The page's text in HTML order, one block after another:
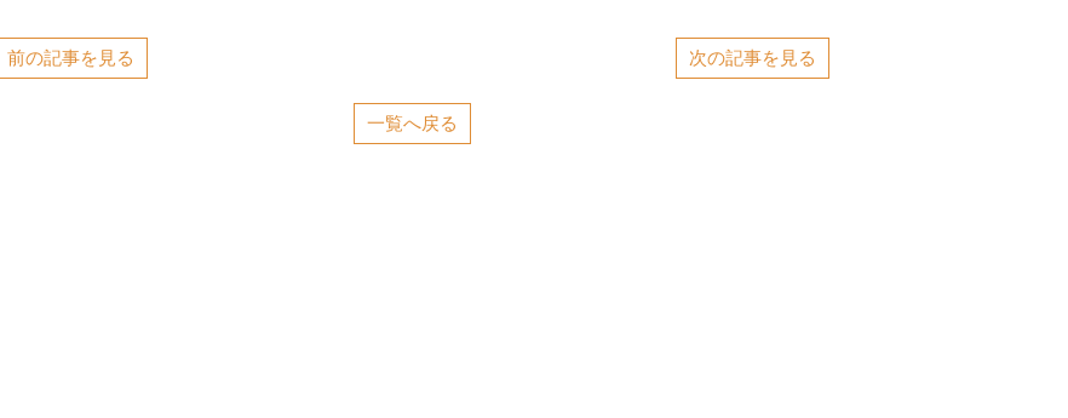
前の記事を見る 次の記事を見る
一覧へ戻る